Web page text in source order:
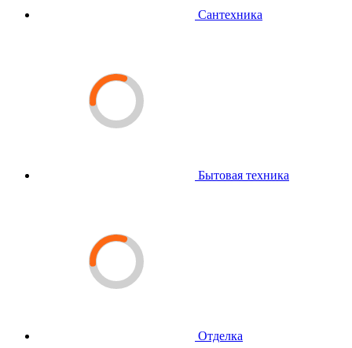
Сантехника
Бытовая техника
Отделка